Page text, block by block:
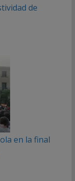
de
en la final